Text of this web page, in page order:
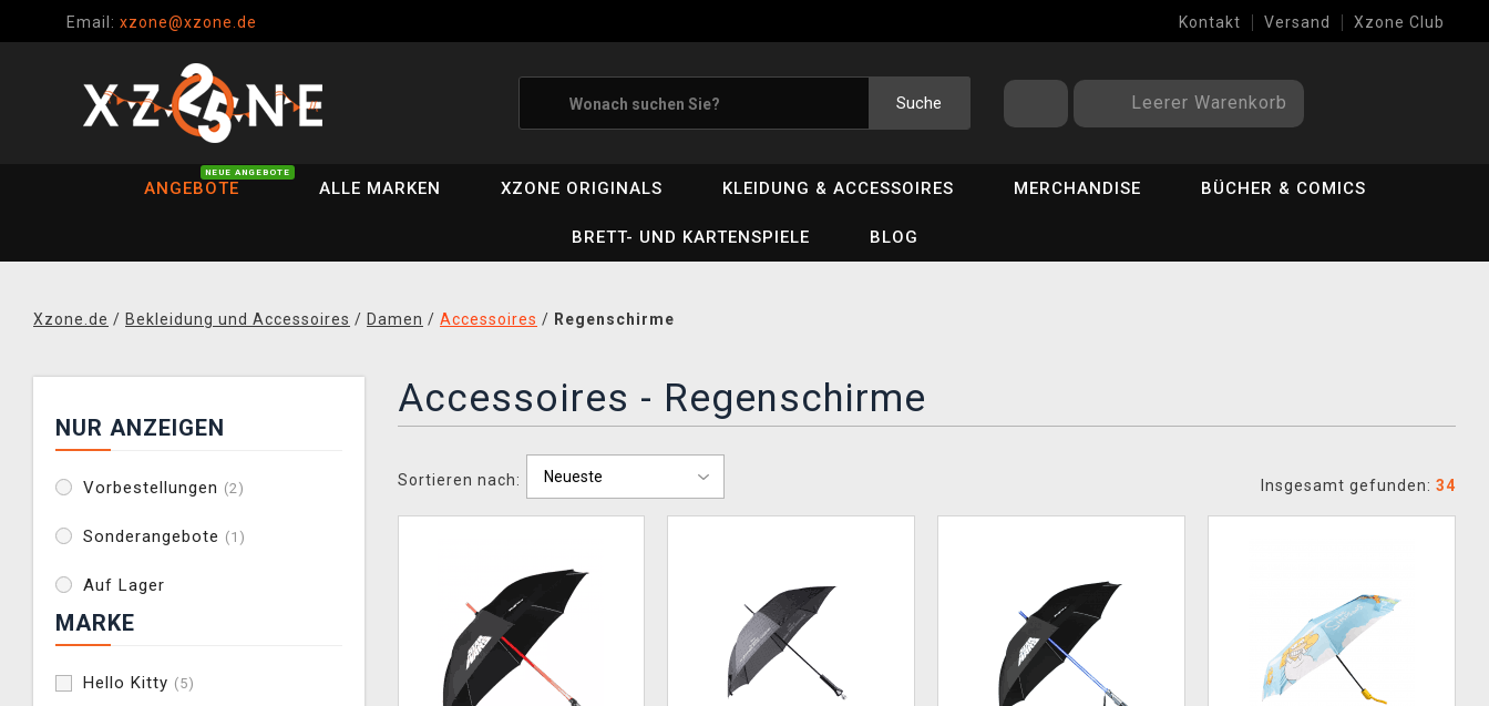
Email: xzone@xzone.de Kontakt Versand Xzone Club
Suche Leerer Warenkorb
ANGEBOTE
NEUE ANGEBOTE
ALLE MARKEN XZONE ORIGINALS KLEIDUNG & ACCESSOIRES MERCHANDISE BÜCHER & COMICS
BRETT- UND KARTENSPIELE BLOG
Xzone.de / Bekleidung und Accessoires / Damen / Accessoires / Regenschirme
NUR ANZEIGEN
Vorbestellungen (2)
Sonderangebote (1)
Auf Lager
MARKE
Hello Kitty (5)
Accessoires - Regenschirme
Sortieren nach: Insgesamt gefunden: 34